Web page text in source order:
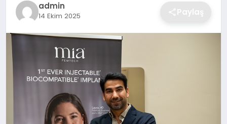
SIYASETadmin
14 Ekim 2025 Paylaş